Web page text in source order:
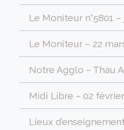
Le Moniteur n°5801 –
Le Moniteur – 22
Notre Agglo – Thau
Midi Libre – 02
Lieux